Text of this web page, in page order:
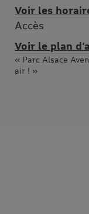
Voir les
Accès
Voir le plan
« Parc Alsace
air ! »